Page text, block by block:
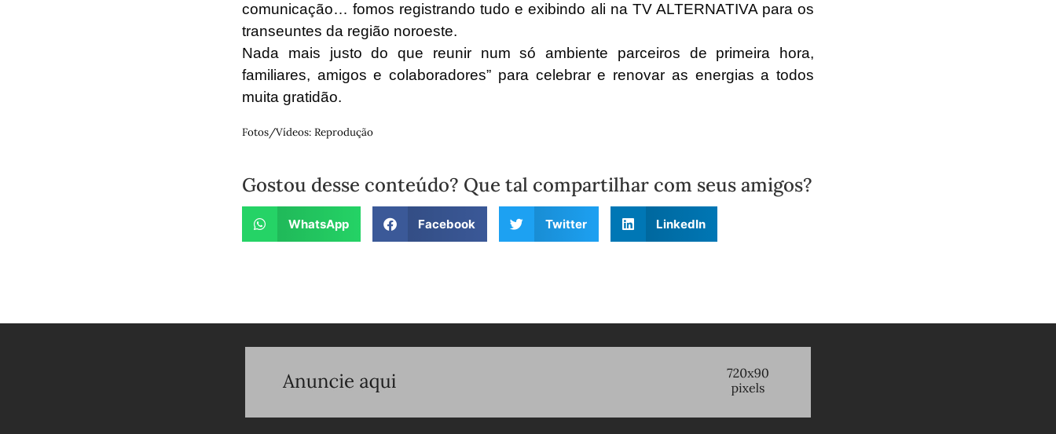
comunicação… fomos registrando tudo e exibindo ali na TV ALTERNATIVA para os
transeuntes da região noroeste.
Nada mais justo do que reunir num só ambiente parceiros de primeira hora,
familiares, amigos e colaboradores” para celebrar e renovar as energias a todos
muita gratidão.
Fotos/Vídeos: Reprodução
Gostou desse conteúdo? Que tal compartilhar com seus amigos?
WhatsApp Facebook Twitter LinkedIn